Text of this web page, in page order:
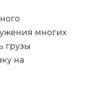
многих
грузы
на